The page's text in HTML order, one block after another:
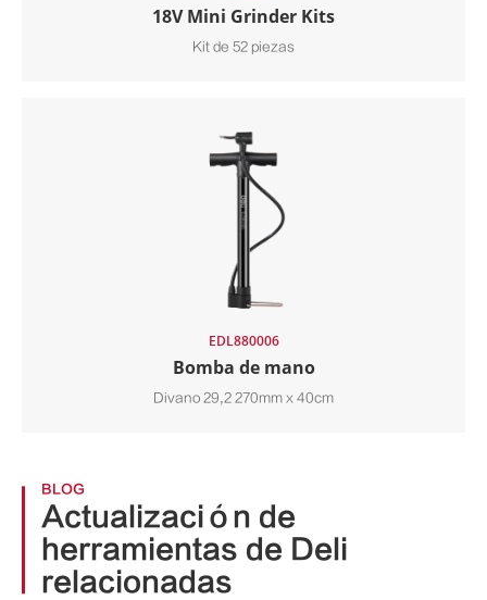
18V Mini Grinder Kits
Kit de 52 piezas
EDL880006
Bomba de mano
Divano 29,2 270mm x 40cm
BLOG
Actualización de
herramientas de Deli
relacionadas